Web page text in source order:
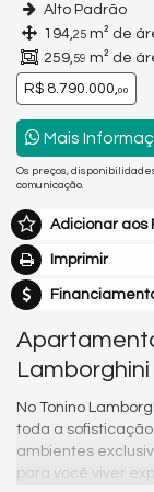
Alto Padrão
194,25 m² de
259,59 m² de
R$ 8.790.000,00
Mais
Os preços,
comunicação.
Adicionar aos
Imprimir
No Tonino
toda a
ambientes
para você viver